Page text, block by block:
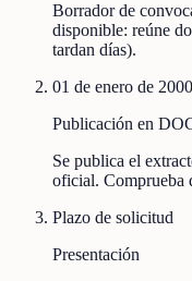
Borrador de
disponible: reúne
tardan días).
01 de enero de 2000
Publicación en
Se publica el
oficial. Comprueba
Plazo de solicitud
Presentación